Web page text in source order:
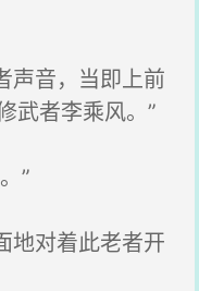
音，当即上前
武者李乘风。”
”
对着此老者开